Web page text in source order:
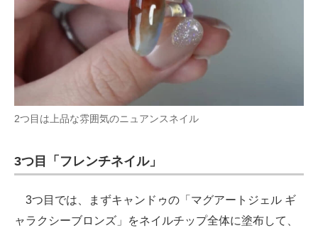
2つ目は上品な雰囲気のニュアンスネイル
3つ目「フレンチネイル」
3つ目では、まずキャンドゥの「マグアートジェル ギ
ャラクシーブロンズ」をネイルチップ全体に塗布して、